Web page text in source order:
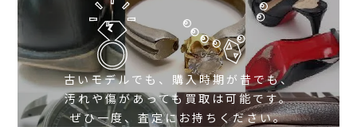
古いモデルでも、購入時期が昔でも、
汚れや傷があっても買取は可能です。
ぜひ一度、査定にお持ちください。